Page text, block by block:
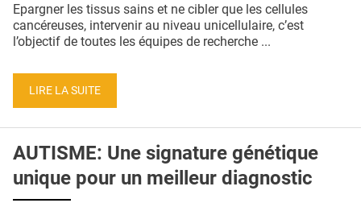
Epargner les tissus sains et ne cibler que les cellules
cancéreuses, intervenir au niveau unicellulaire, c’est
l’objectif de toutes les équipes de recherche ...
LIRE LA SUITE
AUTISME: Une signature génétique
unique pour un meilleur diagnostic